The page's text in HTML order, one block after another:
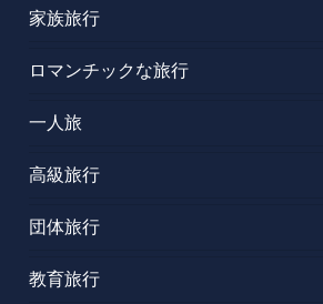
家族旅行
ロマンチックな旅行
一人旅
高級旅行
団体旅行
教育旅行